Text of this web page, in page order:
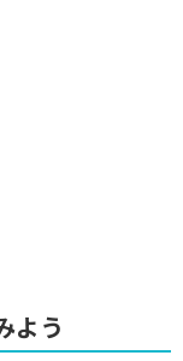
よう